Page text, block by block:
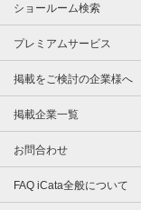
ショールーム検索
プレミアムサービス
掲載をご検討の企業様へ
掲載企業一覧
お問合わせ
FAQ iCata全般について